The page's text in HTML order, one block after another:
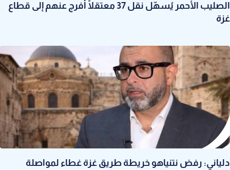
الصليب الأحمر يُسهّل نقل 37 معتقلًا أُفرج عنهم إلى قطاع
غزة
دلياني: رفض نتنياهو خريطة طريق غزة غطاء لمواصلة